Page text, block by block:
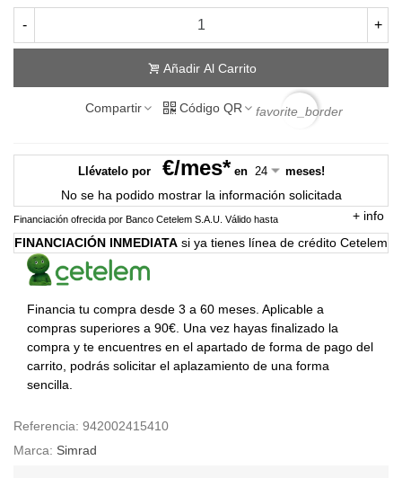
- +
Añadir Al Carrito
Compartir Código QR favorite_border
Llévatelo por €/mes*en meses!
No se ha podido mostrar la información solicitada
Financiación ofrecida por Banco Cetelem S.A.U. Válido hasta + info
FINANCIACIÓN INMEDIATA si ya tienes línea de crédito Cetelem
Financia tu compra desde 3 a 60 meses. Aplicable a
compras superiores a 90€. Una vez hayas finalizado la
compra y te encuentres en el apartado de forma de pago del
carrito, podrás solicitar el aplazamiento de una forma
sencilla.
Referencia: 942002415410
Marca: Simrad